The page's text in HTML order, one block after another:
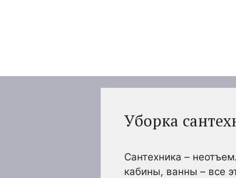
Уборка
Сантехника –
кабины, ванны – все